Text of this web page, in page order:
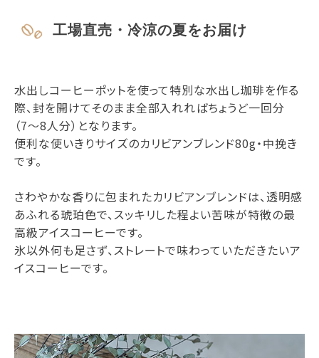
工場直売・冷涼の夏をお届け
水出しコーヒーポットを使って特別な水出し珈琲を作る
際、封を開けてそのまま全部入れればちょうど一回分
（7〜8人分）となります。
便利な使いきりサイズのカリビアンブレンド80g・中挽き
です。
さわやかな香りに包まれたカリビアンブレンドは、透明感
あふれる琥珀色で、スッキリした程よい苦味が特徴の最
高級アイスコーヒーです。
氷以外何も足さず、ストレートで味わっていただきたいア
イスコーヒーです。